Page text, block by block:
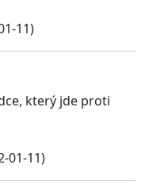
11)
který jde proti
01-11)